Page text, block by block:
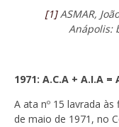
[1]ASMAR,
Anápolis:
1971: A.C.A + A.I.A =
A ata nº 15 lavrada
de maio de 1971, no